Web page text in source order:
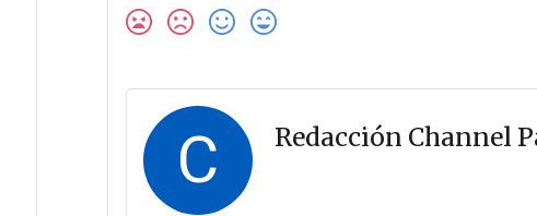
C Redacción Channel